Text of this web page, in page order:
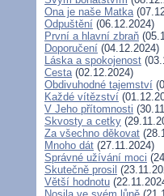
Ona je naše Matka
Odpuštění (06.12.2024)
První a hlavní zbraň
Doporučení (04.12.2024)
Láska a spokojenost
Cesta(02.12.2024)
Obdivuhodné tajemství
Každé vítězství
V Jeho přítomnosti
Skvosty a cetky
Za všechno děkovat
Mnoho dát (27.11.2024)
Správné užívání moci
Skutečně prosil
Větší hodnotu